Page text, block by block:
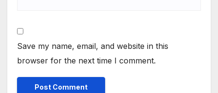
Save my name, email, and website in this
browser for the next time I comment.